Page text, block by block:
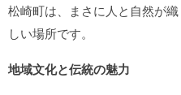
松崎町は、まさに人と自然が
しい場所です。
地域文化と伝統の魅力